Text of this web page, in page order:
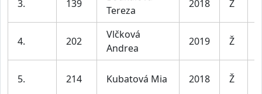
3. 139
Tereza
2018 Ž
4. 202
Vlčková
Andrea
2019 Ž
5. 214 Kubatová Mia 2018 Ž